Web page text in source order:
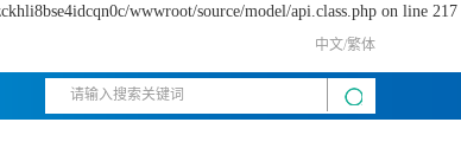
wwwroot/source/model/api.class.php on line 217
中文/繁体